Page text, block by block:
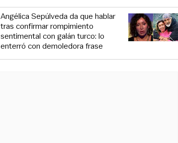
Angélica Sepúlveda da que hablar
tras confirmar rompimiento
sentimental con galán turco: lo
enterró con demoledora frase